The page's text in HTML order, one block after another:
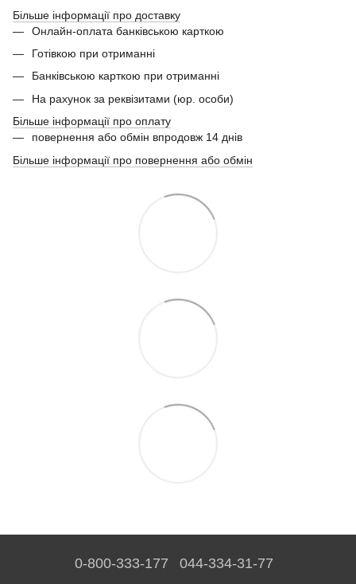
Більше інформації про доставку
Онлайн-оплата банківською карткою
Готівкою при отриманні
Банківською карткою при отриманні
На рахунок за реквізитами (юр. особи)
Більше інформації про оплату
повернення або обмін впродовж 14 днів
Більше інформації про повернення або обмін
0-800-333-177 044-334-31-77